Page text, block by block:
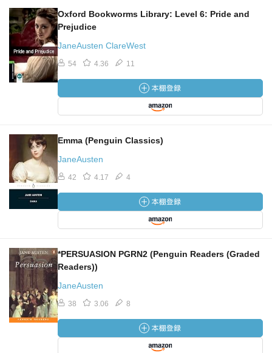
Oxford Bookworms Library: Level 6: Pride and
Prejudice
JaneAusten ClareWest
54 4.36 11
Emma (Penguin Classics)
JaneAusten
42 4.17 4
*PERSUASION PGRN2 (Penguin Readers (Graded
Readers))
JaneAusten
38 3.06 8